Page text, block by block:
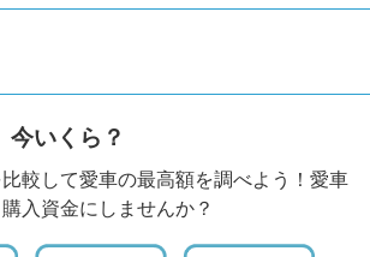
今いくら？
較して愛車の最高額を調べよう！愛車
入資金にしませんか？